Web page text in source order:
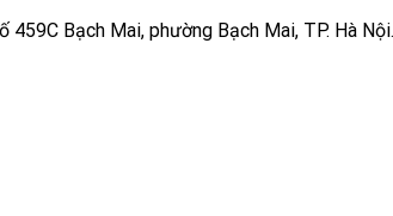
Bạch Mai, phường Bạch Mai, TP. Hà Nội.